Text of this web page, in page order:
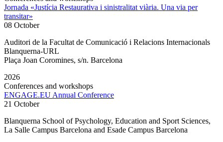
Jornada «Justícia Restaurativa i sinistralitat viària. Una via per
transitar»
08 October
Auditori de la Facultat de Comunicació i Relacions Internacionals
Blanquerna-URL
Plaça Joan Coromines, s/n. Barcelona
2026
Conferences and workshops
ENGAGE.EU Annual Conference
21 October
Blanquerna School of Psychology, Education and Sport Sciences,
La Salle Campus Barcelona and Esade Campus Barcelona